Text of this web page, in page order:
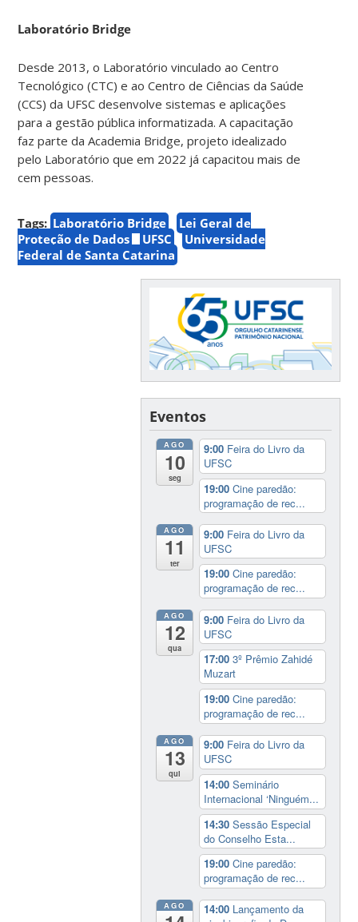
Laboratório Bridge
Desde 2013, o Laboratório vinculado ao Centro
Tecnológico (CTC) e ao Centro de Ciências da Saúde
(CCS) da UFSC desenvolve sistemas e aplicações
para a gestão pública informatizada. A capacitação
faz parte da Academia Bridge, projeto idealizado
pelo Laboratório que em 2022 já capacitou mais de
cem pessoas.
Tags: Laboratório Bridge
Lei Geral de
Proteção de Dados
UFSC
Universidade
Federal de Santa Catarina
Eventos
AGO
10
seg
9:00 Feira do Livro da
UFSC
19:00Cine paredão:
programação de rec...
AGO
11
ter
9:00 Feira do Livro da
UFSC
19:00Cine paredão:
programação de rec...
AGO
12
qua
9:00 Feira do Livro da
UFSC
17:003º Prêmio Zahidé
Muzart
19:00Cine paredão:
programação de rec...
AGO
13
qui
9:00 Feira do Livro da
UFSC
14:00Seminário
Internacional ‘Ninguém...
14:30Sessão Especial
do Conselho Esta...
19:00Cine paredão:
programação de rec...
AGO 14:00 Lançamento da